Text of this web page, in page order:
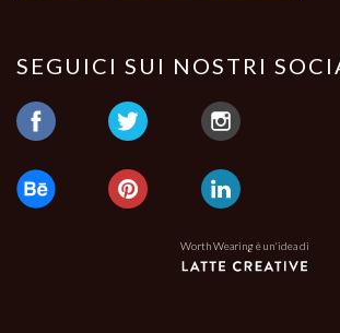
SEGUICI SUI NOSTRI
Worth Wearing è un'idea di